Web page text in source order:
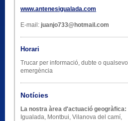
www.antenesigualada.com
E-mail: juanjo733@hotmail.com
Horari
Trucar per informació, dubte o qualsevol
emergència
Notícies
La nostra àrea d'actuació geogràfica:
Igualada, Montbui, Vilanova del camí,